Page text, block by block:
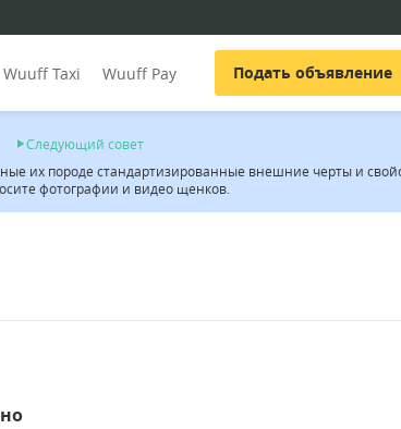
Wuuff Taxi Wuuff Pay Подать объявление
Следующий совет
их породе стандартизированные внешние черты и
фотографии и видео щенков.